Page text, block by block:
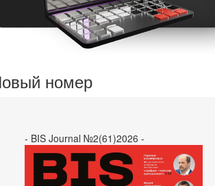
номер
- BIS Journal №2(61)2026 -